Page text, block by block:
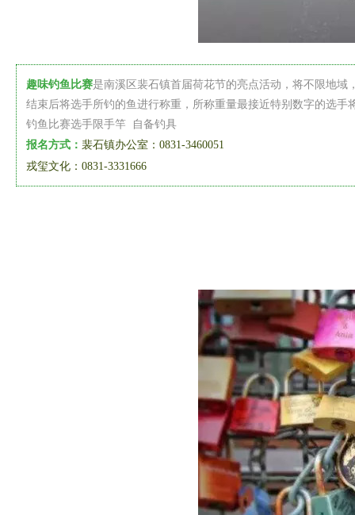
趣味钓鱼比赛是南溪区裴石镇首届荷花节的亮点活动，将不限地
结束后将选手所钓的鱼进行称重，所称重量最接近特别数字的选手
钓鱼比赛选手限手竿 自备钓具
报名方式： 裴石镇办公室：0831-3460051
戎玺文化：0831-3331666